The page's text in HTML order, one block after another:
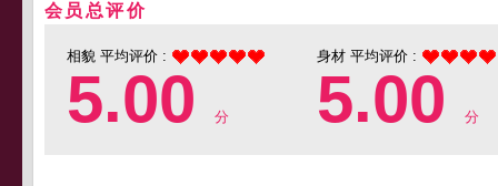
会员总评价
相貌 平均评价 :
5.00 分
身材 平均评价 :
5.00 分